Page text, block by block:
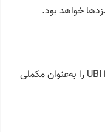
خواهد بود.
برنامه‌های آزمایشی در فنلاند، کنیا و کانادا UBI را به‌عنوان مکملی